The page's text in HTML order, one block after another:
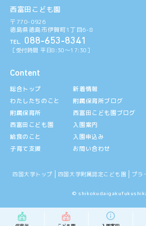
Content
総合トップ
わたしたちのこと
附属保育所
西富田こども園
給食のこと
子育て支援
新着情報
附属保育所ブログ
西富田こども園ブログ
入園案内
入園申込み
お問い合わせ
西富田こども園
〒770-0926
徳島県徳島市伊賀町1丁目6-8
TEL. 088-653-8341
［受付時間 平日8:30〜17:30］
©
四国大学トップ 四国大学附属認定こども園 プラ